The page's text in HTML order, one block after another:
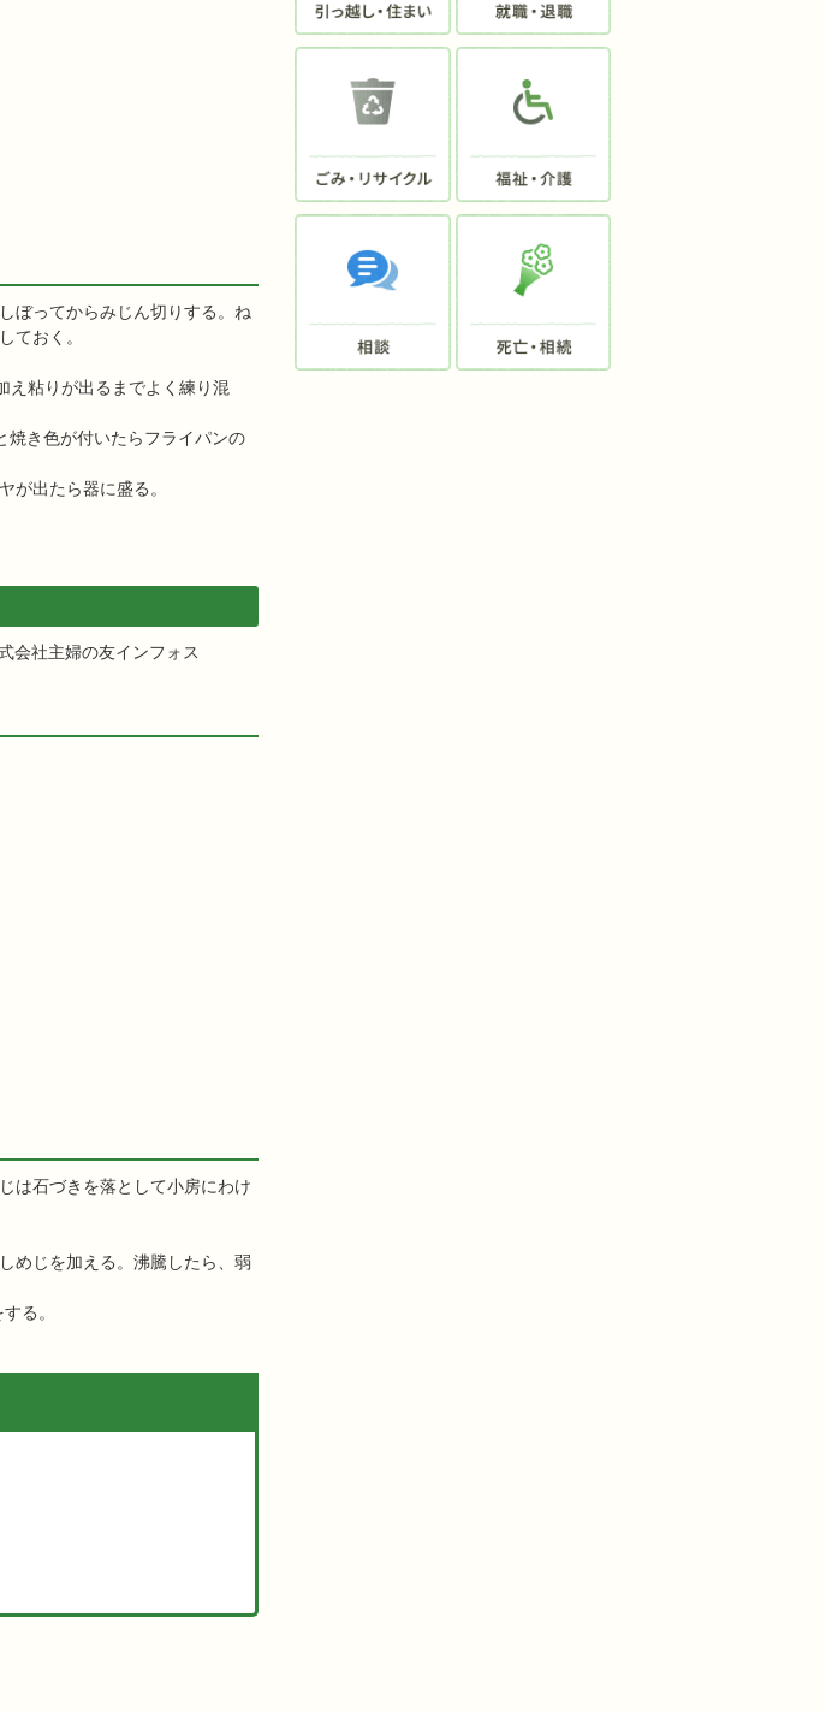
ぼってからみじん切りする。ね
ておく。
え粘りが出るまでよく練り混
焼き色が付いたらフライパンの
が出たら器に盛る。
会社主婦の友インフォス
は石づきを落として小房にわけ
めじを加える。沸騰したら、弱
る。